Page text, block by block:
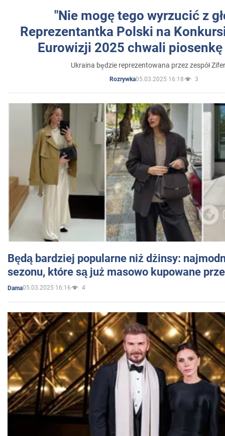
"Nie mogę tego wyrzucić z
Reprezentantka Polski na
Eurowizji 2025 chwali
Ukraina będzie reprezentowana przez zespół
Rozrywka05.03.2025 16:18 3
Będą bardziej popularne niż dżinsy:
sezonu, które są już masowo kupowane
Dama05.03.2025 16:16 4